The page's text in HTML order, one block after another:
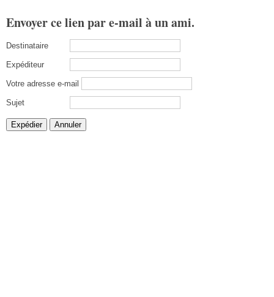
Envoyer ce lien par e-mail à un ami.
Destinataire
Expéditeur
Votre adresse e-mail
Sujet
Expédier Annuler